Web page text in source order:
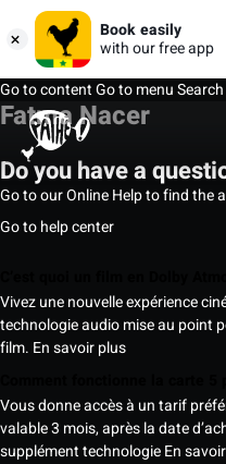
Book easily
with our free app
Go to contentGo to menuSearch
Fatma Nacer
Do you have a
Go to our Online Help to find the
Go to help center
Vivez une nouvelle expérience
technologie audio mise au point
film. En savoir plus
Vous donne accès à un tarif
valable 3 mois, après la date
supplément technologieEn